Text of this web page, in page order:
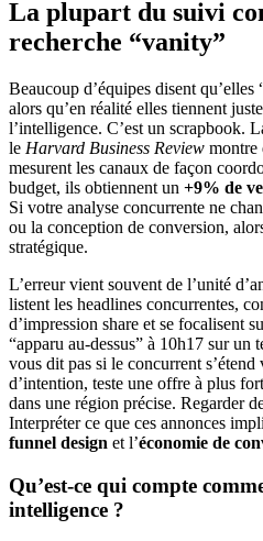
La plupart du suivi
recherche “vanity”
Beaucoup d’équipes disent
alors qu’en réalité elles tiennent
l’intelligence. C’est un scrapbook.
le Harvard Business Review montre
mesurent les canaux de façon
budget, ils obtiennent un +9% de
Si votre analyse concurrente ne
ou la conception de conversion,
stratégique.
L’erreur vient souvent de l’unité
listent les headlines concurrentes,
d’impression share et se focalisent
“apparu au-dessus” à 10h17 sur un
vous dit pas si le concurrent
d’intention, teste une offre à plus
dans une région précise. Regarder
Interpréter ce que ces annonces
funnel design et l’économie de
Qu’est-ce qui compte
intelligence ?